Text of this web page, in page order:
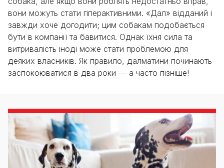
вони можуть стати гіперактивними. «Дал» відданий і
завжди хоче догодити; цим собакам подобається
бути в компанії та бавитися. Однак їхня сила та
витривалість іноді може стати проблемою для
деяких власників. Як правило, далматини починають
заспокоюватися в два роки — а часто пізніше!